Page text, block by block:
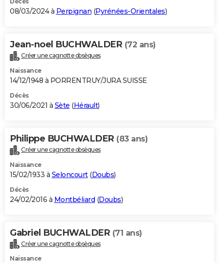
S'inscrire
Se connecter
Lycées
Collèges
Primaires
Universités
Entreprises
Service militaire
Avis de recherche
AVIS DE DÉCÈS
Bricolage
Lifestyle
Culture
Sport
Auto
Television
Voyage
Cinema
08/03/2024 à Perpignan (Pyrénées-Orientales)
Jean-noel BUCHWALDER (72 ans)
Créer une cagnotte obsèques
Naissance
14/12/1948 à PORRENTRUY/JURA SUISSE
Décès
30/06/2021 à Sète (Hérault)
Philippe BUCHWALDER (83 ans)
Créer une cagnotte obsèques
Naissance
15/02/1933 à Seloncourt(Doubs)
Décès
24/02/2016 à Montbéliard (Doubs)
Gabriel BUCHWALDER (71 ans)
Créer une cagnotte obsèques
Naissance